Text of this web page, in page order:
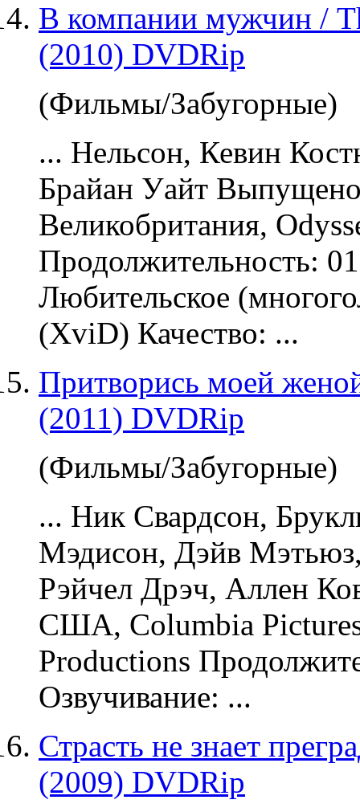
В компании мужчин /
(2010) DVDRip
(Фильмы/Забугорные)
... Нельсон, Кевин
Брайан Уайт
Великобритания,
Продолжительность:
Любительское
(XviD) Качество: ...
Притворись моей
(2011) DVDRip
(Фильмы/Забугорные)
... Ник Свардсон,
Мэдисон, Дэйв
Рэйчел Дрэч, Аллен
США, Columbia
Productions
Озвучивание: ...
Страсть не знает
(2009) DVDRip